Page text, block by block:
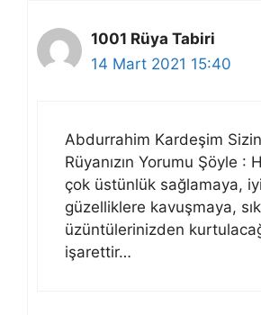
1001 Rüya Tabiri
14 Mart 2021 15:40
Abdurrahim Kardeşim
Rüyanızın Yorumu Şöyle :
çok üstünlük sağlamaya,
güzelliklere kavuşmaya,
üzüntülerinizden
işarettir…